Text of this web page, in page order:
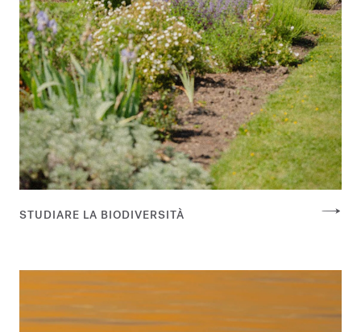
STUDIARE LA BIODIVERSITÀ